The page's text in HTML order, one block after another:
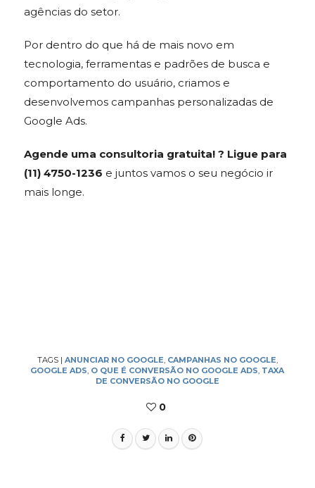
agências do setor.
Por dentro do que há de mais novo em
tecnologia, ferramentas e padrões de busca e
comportamento do usuário, criamos e
desenvolvemos campanhas personalizadas de
Google Ads.
Agende uma consultoria gratuita! ? Ligue para
(11) 4750-1236 e juntos vamos o seu negócio ir
mais longe.
TAGS| ANUNCIAR NO GOOGLE CAMPANHAS NO GOOGLE
GOOGLE ADS O QUE É CONVERSÃO NO GOOGLE ADS TAXA
DE CONVERSÃO NO GOOGLE
0